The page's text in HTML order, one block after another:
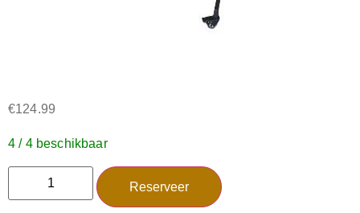
€124.99
4 / 4 beschikbaar
Reserveer